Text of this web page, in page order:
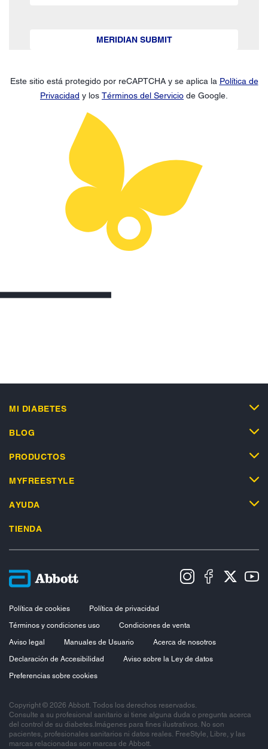
MERIDIAN SUBMIT
Este sitio está protegido por reCAPTCHA y se aplica la Política de
Privacidad y los Términos del Servicio de Google.
MI DIABETES
BLOG
PRODUCTOS
MYFREESTYLE
AYUDA
TIENDA
Política de cookies
Política de privacidad
Términos y condiciones uso
Condiciones de venta
Aviso legal
Manuales de Usuario
Acerca de nosotros
Declaración de Accesibilidad
Aviso sobre la Ley de datos
Preferencias sobre cookies
Copyright © 2026 Abbott. Todos los derechos reservados.
Consulte a su profesional sanitario si tiene alguna duda o pregunta acerca
del control de su diabetes.Imágenes para fines ilustrativos. No son
pacientes, profesionales sanitarios ni datos reales. FreeStyle, Libre, y las
marcas relacionadas son marcas de Abbott.